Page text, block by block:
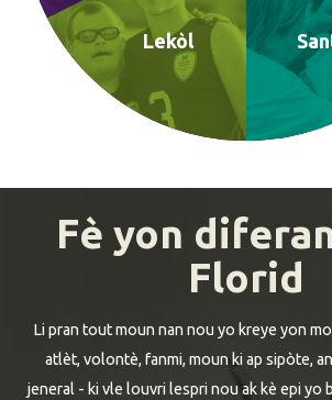
Lekòl
Fè yon
Florid
Li pran tout moun nan nou yo kreye yon
atlèt, volontè, fanmi, moun ki ap sipòte,
jeneral - ki vle louvri lespri nou ak kè epi yo